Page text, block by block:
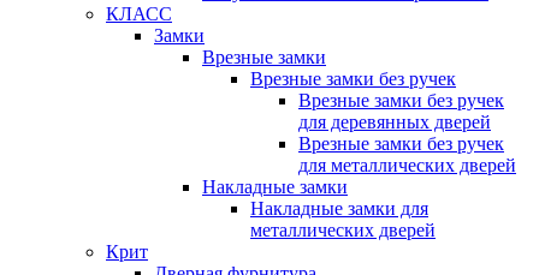
КЛАСС
Замки
Врезные замки
Врезные замки без ручек
Врезные замки без ручек
для деревянных дверей
Врезные замки без ручек
для металлических дверей
Накладные замки
Накладные замки для
металлических дверей
Крит